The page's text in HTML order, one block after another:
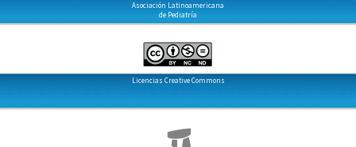
Asociación Latinoamericana
de Pediatría
Licencias Creative Commons